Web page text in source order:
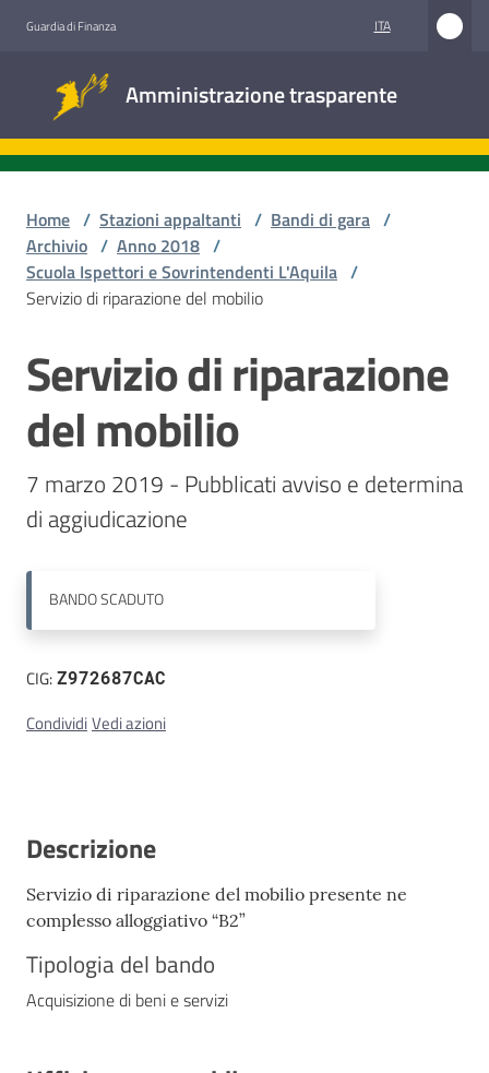
Guardia di Finanza ITA
Amministrazione trasparente
trasparente
Accesso
Stazioni
appaltanti
Contatti
Home / Stazioni appaltanti / Bandi di gara /
Archivio / Anno 2018 /
Scuola Ispettori e Sovrintendenti L'Aquila /
Servizio di riparazione del mobilio
Salta al contenuto
Servizio di riparazione
del mobilio
7 marzo 2019 - Pubblicati avviso e determina
BANDOSCADUTO
CIG:Z972687CAC
CondividiVedi azioni
Descrizione
Servizio di riparazione del mobilio presente ne
complesso alloggiativo “B2”
Tipologia del bando
Acquisizione di beni e servizi